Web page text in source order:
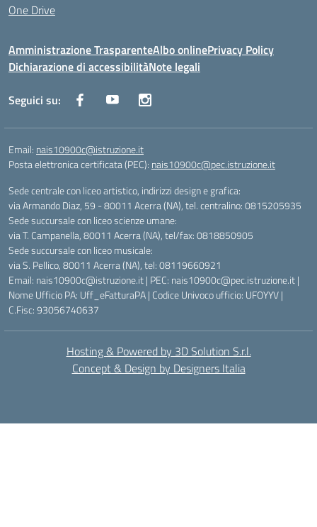
One Drive
Amministrazione TrasparenteAlbo onlinePrivacy Policy
Dichiarazione di accessibilitàNote legali
Seguici su:
Email: nais10900c@istruzione.it
Posta elettronica certificata (PEC): nais10900c@pec.istruzione.it
Sede centrale con liceo artistico, indirizzi design e grafica:
via Armando Diaz, 59 - 80011 Acerra (NA), tel. centralino: 0815205935
Sede succursale con liceo scienze umane:
via T. Campanella, 80011 Acerra (NA), tel/fax: 0818850905
Sede succursale con liceo musicale:
via S. Pellico, 80011 Acerra (NA), tel: 08119660921
Email: nais10900c@istruzione.it | PEC: nais10900c@pec.istruzione.it |
Nome Ufficio PA: Uff_eFatturaPA | Codice Univoco ufficio: UFOYYV |
C.Fisc: 93056740637
Hosting & Powered by 3D Solution S.r.l.
Concept & Design by Designers Italia